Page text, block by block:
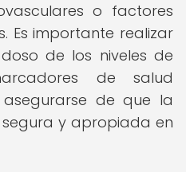
o factores
Es importante realizar
de los niveles de
de salud
de que la
y apropiada en